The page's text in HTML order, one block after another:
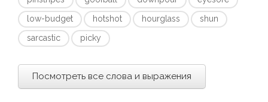
low-budget
hotshot hourglass
shun
sarcastic
picky
Посмотреть все слова и выражения